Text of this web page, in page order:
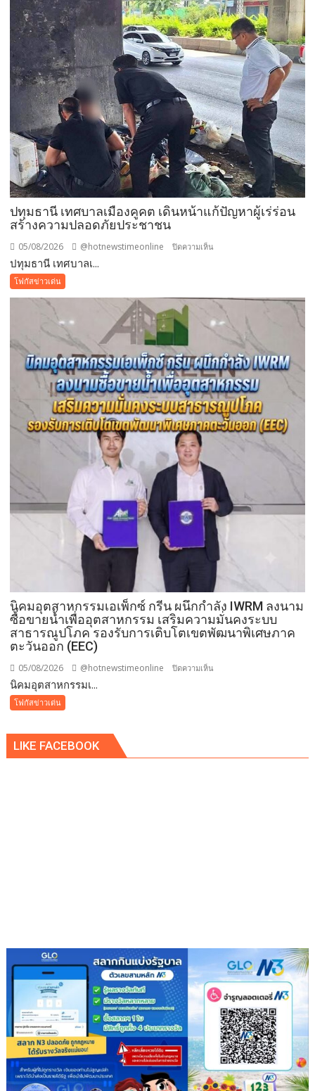
ครั้ง
เดียว!
12
สิงหาคม
แม่
เข้า
ฟรี
สวน
นงนุช
พัทยา
มอบ
ของ
ขวัญ
วัน
ว่า
รัก
พา
แม่
เที่ยว
ปทุมธานี เทศบาลเมืองคูคต เดินหน้าแก้ปัญหาผู้เร่ร่อน
สร้างความปลอดภัยประชาชน
05/08/2026 @hotnewstimeonline ปิดความเห็น
คูคต
เดิน
แก้
ปัญหา
ผู้
เร่ร่อน
สร้าง
ความ
ปทุมธานี เทศบาลเ...
โฟกัสข่าวเด่น
นิคมอุตสาหกรรมเอเพ็กซ์ กรีน ผนึกกำลัง IWRM ลงนาม
ซื้อขายน้ำเพื่ออุตสาหกรรม เสริมความมั่นคงระบบ
สาธารณูปโภค รองรับการเติบโตเขตพัฒนาพิเศษภาค
ตะวันออก (EEC)
05/08/2026 @hotnewstimeonline ปิดความเห็น
ซ์
ความ
มั่นคง
ระบบ
สาธารณูปโภค
รองรับ
การ
เติบโต
เขต
พัฒนา
​นิคมอุตสาหกรรมเ...
โฟกัสข่าวเด่น
LIKE FACEBOOK